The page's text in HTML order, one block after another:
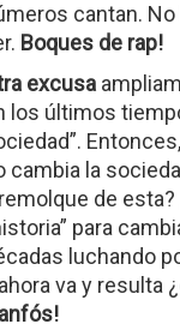
cantan.
Boques de rap!
excusa
los últimos
cambia la
de
para
luchando
va y resulta